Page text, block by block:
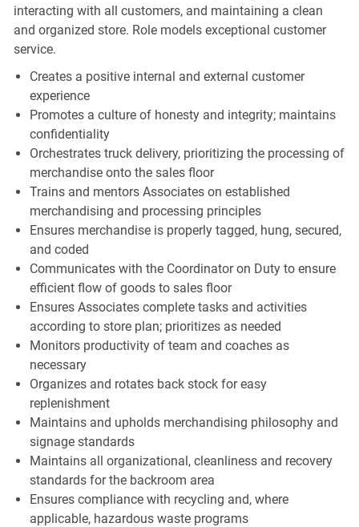
interacting with all customers, and maintaining a clean
and organized store. Role models exceptional customer
service.
Creates a positive internal and external customer
experience
Promotes a culture of honesty and integrity; maintains
confidentiality
Orchestrates truck delivery, prioritizing the processing of
merchandise onto the sales floor
Trains and mentors Associates on established
merchandising and processing principles
Ensures merchandise is properly tagged, hung, secured,
and coded
Communicates with the Coordinator on Duty to ensure
efficient flow of goods to sales floor
Ensures Associates complete tasks and activities
according to store plan; prioritizes as needed
Monitors productivity of team and coaches as
necessary
Organizes and rotates back stock for easy
replenishment
Maintains and upholds merchandising philosophy and
signage standards
Maintains all organizational, cleanliness and recovery
standards for the backroom area
Ensures compliance with recycling and, where
applicable, hazardous waste programs